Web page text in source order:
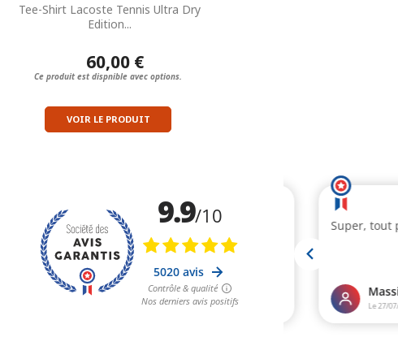
Tee-Shirt Lacoste Tennis Ultra Dry
Edition...
60,00 €
Ce produit est dispnible avec options.
VOIR LE PRODUIT